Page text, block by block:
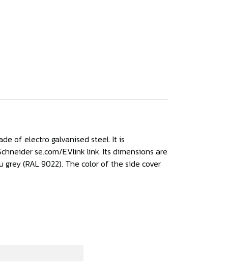
of electro galvanised steel. It is
se.com/EVlink link. Its dimensions are
(RAL 9022). The color of the side cover